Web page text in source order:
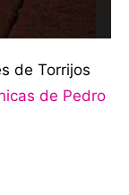
de Torrijos
de Pedro